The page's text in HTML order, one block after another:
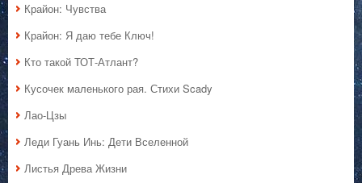
Крайон: Чувства
Крайон: Я даю тебе Ключ!
Кто такой ТОТ-Атлант?
Кусочек маленького рая. Стихи Scady
Лао-Цзы
Леди Гуань Инь: Дети Вселенной
Листья Древа Жизни